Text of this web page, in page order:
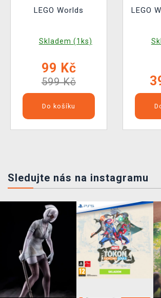
LEGO Worlds
Skladem (1ks)
99 Kč
599 Kč
Do košíku
LEGO
Sledujte nás na instagramu